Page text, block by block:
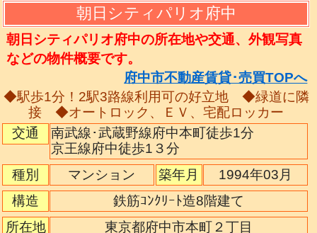
朝日シティパリオ府中
朝日シティパリオ府中の所在地や交通、外観写真
などの物件概要です。
府中市不動産賃貸･売買TOPへ
◆駅歩1分！2駅3路線利用可の好立地 ◆緑道に隣
接 ◆オートロック、ＥＶ、宅配ロッカー
交通
南武線･武蔵野線府中本町徒歩1分
京王線府中徒歩1３分
種別
マンション 築年月
1994年03月
構造
鉄筋ｺﾝｸﾘｰﾄ造8階建て
所在地
東京都府中市本町２丁目